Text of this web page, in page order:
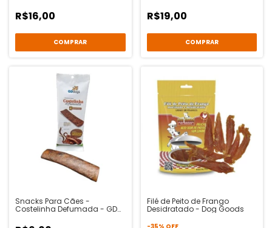
R$16,00 R$19,00
Snacks Para Cães -
Costelinha Defumada - GD
Filé de Peito de Frango
Desidratado - Dog Goods